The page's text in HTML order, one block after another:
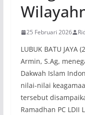
25 Februari 2026
LUBUK BATU JAYA
Armin, S.Ag,
Dakwah Islam
nilai-nilai
tersebut
Ramadhan PC LDII